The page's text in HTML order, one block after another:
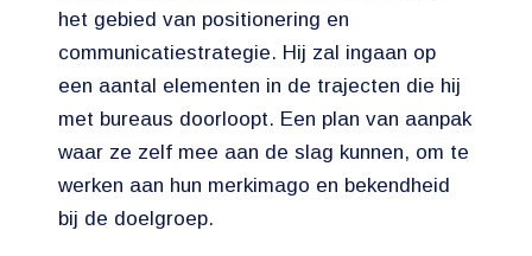
het gebied van positionering en
communicatiestrategie. Hij zal ingaan op
een aantal elementen in de trajecten die hij
met bureaus doorloopt. Een plan van aanpak
waar ze zelf mee aan de slag kunnen, om te
werken aan hun merkimago en bekendheid
bij de doelgroep.